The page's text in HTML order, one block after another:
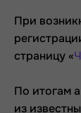
При
страницу «
По итогам
из